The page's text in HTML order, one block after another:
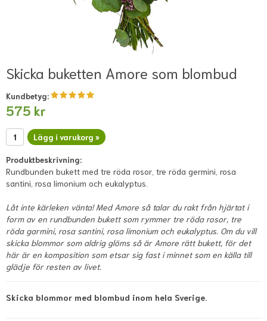
Skicka buketten Amore som blombud
Kundbetyg:
575 kr
Lägg i varukorg »
Produktbeskrivning:
Rundbunden bukett med tre röda rosor, tre röda germini, rosa
santini, rosa limonium och eukalyptus.
Låt inte kärleken vänta! Med Amore så talar du rakt från hjärtat i
form av en rundbunden bukett som rymmer tre röda rosor, tre
röda garmini, rosa santini, rosa limonium och eukalyptus. Om du vill
skicka blommor som aldrig glöms så är Amore rätt bukett, för det
här är en komposition som etsar sig fast i minnet som en källa till
glädje för resten av livet.
Skicka blommor med blombud inom hela Sverige.